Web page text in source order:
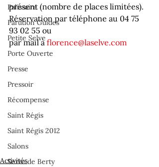
Palissaire
Parution Guides
Petite Selve
Porte Ouverte
Presse
Pressoir
Récompense
Saint Régis
Saint Régis 2012
Salons
Serre de Berty
présent (nombre de places limitées).
Réservation par téléphone au 04 75
93 02 55 ou
par mail à florence@laselve.com
Activités